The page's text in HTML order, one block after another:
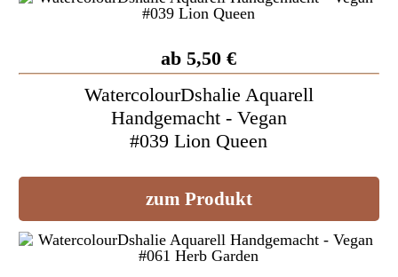
ab 5,50 €
WatercolourDshalie Aquarell
Handgemacht - Vegan
#039 Lion Queen
zum Produkt